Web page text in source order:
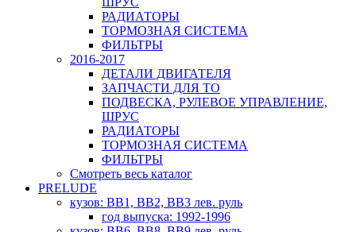
РАДИАТОРЫ
ТОРМОЗНАЯ СИСТЕМА
ФИЛЬТРЫ
2016-2017
ДЕТАЛИ ДВИГАТЕЛЯ
ЗАПЧАСТИ ДЛЯ ТО
ПОДВЕСКА, РУЛЕВОЕ УПРАВЛЕНИЕ,
ШРУС
РАДИАТОРЫ
ТОРМОЗНАЯ СИСТЕМА
ФИЛЬТРЫ
Смотреть весь каталог
PRELUDE
кузов: BB1, BB2, BB3 лев. руль
год выпуска: 1992-1996